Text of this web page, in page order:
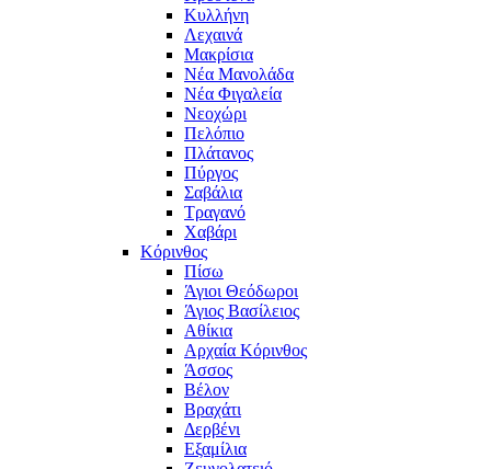
Κυλλήνη
Λεχαινά
Μακρίσια
Νέα Μανολάδα
Νέα Φιγαλεία
Νεοχώρι
Πελόπιο
Πλάτανος
Πύργος
Σαβάλια
Τραγανό
Χαβάρι
Κόρινθος
Πίσω
Άγιοι Θεόδωροι
Άγιος Βασίλειος
Αθίκια
Αρχαία Κόρινθος
Άσσος
Βέλον
Βραχάτι
Δερβένι
Εξαμίλια